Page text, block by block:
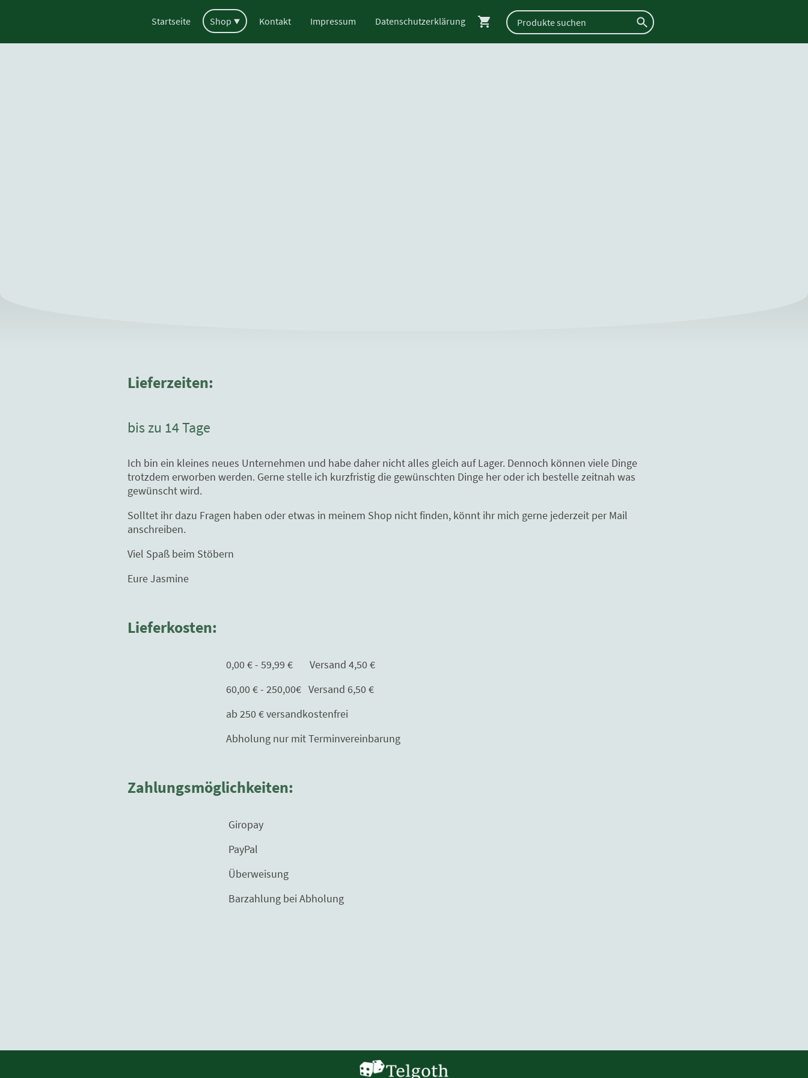
Startseite Shop Kontakt Impressum Datenschutzerklärung
Lieferzeiten:
bis zu 14 Tage
Ich bin ein kleines neues Unternehmen und habe daher nicht alles gleich auf Lager. Dennoch können viele Dinge
trotzdem erworben werden. Gerne stelle ich kurzfristig die gewünschten Dinge her oder ich bestelle zeitnah was
gewünscht wird.
Solltet ihr dazu Fragen haben oder etwas in meinem Shop nicht finden, könnt ihr mich gerne jederzeit per Mail
anschreiben.
Viel Spaß beim Stöbern
Eure Jasmine
Lieferkosten:
0,00 € - 59,99 € Versand 4,50 €
60,00 € - 250,00€ Versand 6,50 €
ab 250 € versandkostenfrei
Abholung nur mit Terminvereinbarung
Zahlungsmöglichkeiten:
Giropay
PayPal
Überweisung
Barzahlung bei Abholung